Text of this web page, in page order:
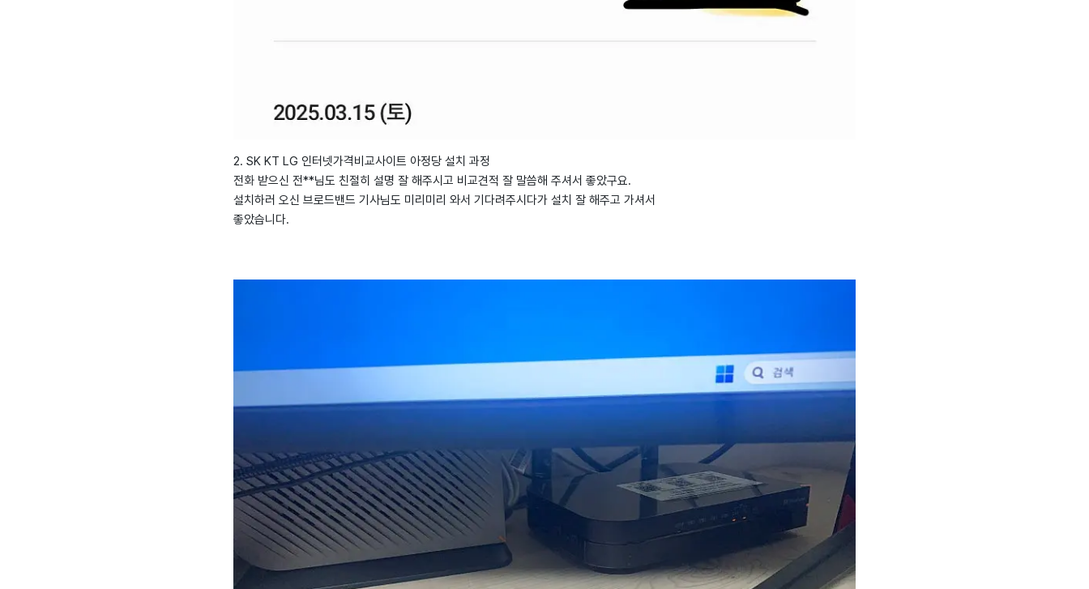
2. SK KT LG 인터넷가격비교사이트 아정당 설치 과정
전화 받으신 전**님도 친절히 설명 잘 해주시고 비교견적 잘 말씀해 주셔서 좋았구요.
설치하러 오신 브로드밴드 기사님도 미리미리 와서 기다려주시다가 설치 잘 해주고 가셔서
좋았습니다.